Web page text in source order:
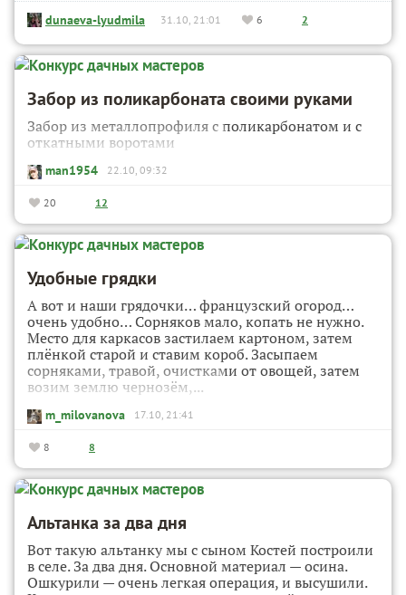
dunaeva-lyudmila 31.10, 21:01 6 2
Забор из поликарбоната своими руками
Забор из металлопрофиля с поликарбонатом и с
откатными воротами
man1954 22.10, 09:32
20 12
Удобные грядки
А вот и наши грядочки… французский огород…
очень удобно… Сорняков мало, копать не нужно.
Место для каркасов застилаем картоном, затем
плёнкой старой и ставим короб. Засыпаем
сорняками, травой, очистками от овощей, затем
возим землю чернозём,...
m_milovanova 17.10, 21:41
8 8
Альтанка за два дня
Вот такую альтанку мы с сыном Костей построили
в селе. За два дня. Основной материал — осина.
Ошкурили — очень легкая операция, и высушили.